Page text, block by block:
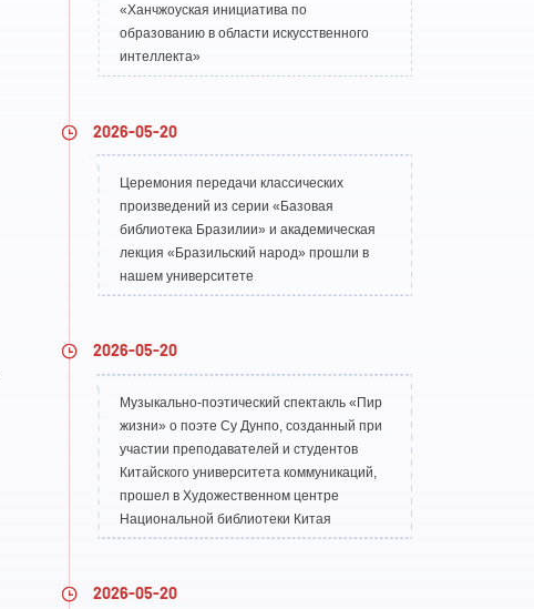
«Ханчжоуская инициатива по
образованию в области искусственного
интеллекта»
2026-05-20
Церемония передачи классических
произведений из серии «Базовая
библиотека Бразилии» и академическая
лекция «Бразильский народ» прошли в
нашем университете
2026-05-20
Музыкально-поэтический спектакль «Пир
жизни» о поэте Су Дунпо, созданный при
участии преподавателей и студентов
Китайского университета коммуникаций,
прошел в Художественном центре
Национальной библиотеки Китая
2026-05-20